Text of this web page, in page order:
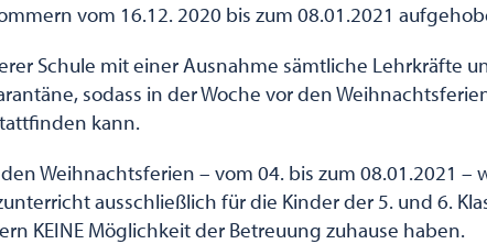
vom 16.12. 2020 bis zum 08.01.2021
Schule mit einer Ausnahme sämtliche Lehrkräfte
sodass in der Woche vor den
kann.
Weihnachtsferien – vom 04. bis zum 08.01.2021 –
ausschließlich für die Kinder der 5. und 6.
KEINE Möglichkeit der Betreuung zuhause haben.